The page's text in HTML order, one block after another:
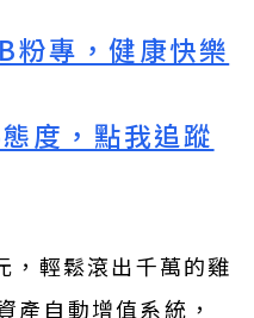
粉專，健康快樂
度，點我追蹤
，輕鬆滾出千萬的雞
產自動增值系統，